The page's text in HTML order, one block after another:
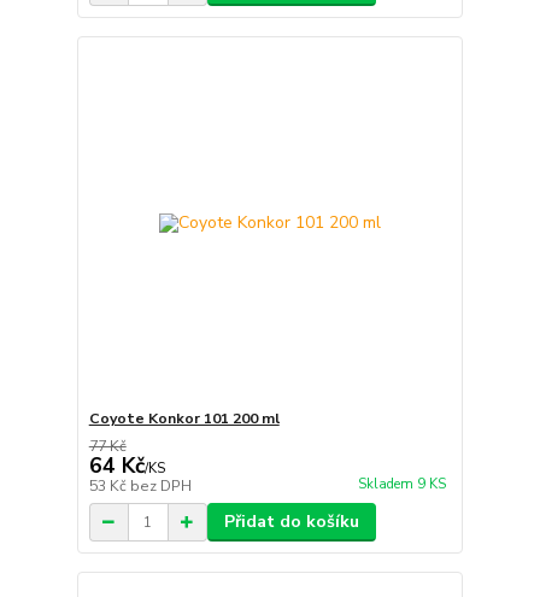
Coyote Konkor 101 200 ml
77 Kč
64 Kč/KS
53 Kč bez DPH Skladem 9 KS
Přidat do košíku